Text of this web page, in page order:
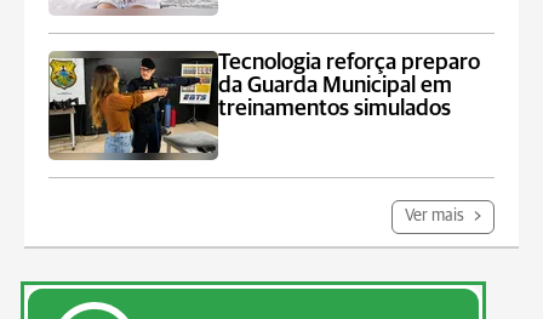
Tecnologia reforça preparo
da Guarda Municipal em
treinamentos simulados
Ver mais